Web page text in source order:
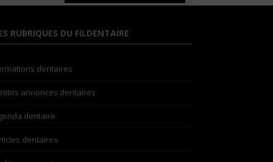
RUBRIQUES DU FILDENTAIRE
dentaires
annonces dentaires
dentaire
dentaires